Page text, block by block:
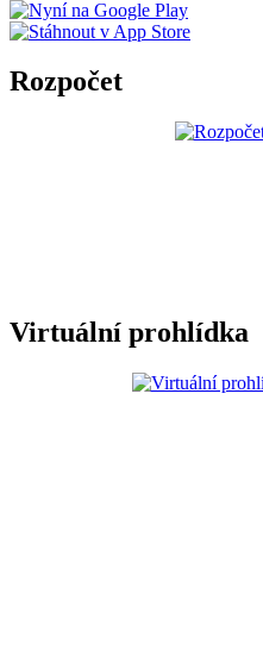
Rozpočet
Virtuální prohlídka